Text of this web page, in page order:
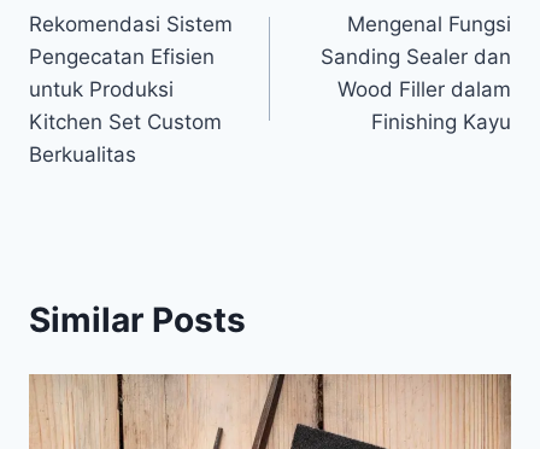
navigation
Rekomendasi Sistem
Pengecatan Efisien
untuk Produksi
Kitchen Set Custom
Berkualitas
Mengenal Fungsi
Sanding Sealer dan
Wood Filler dalam
Finishing Kayu
Similar Posts